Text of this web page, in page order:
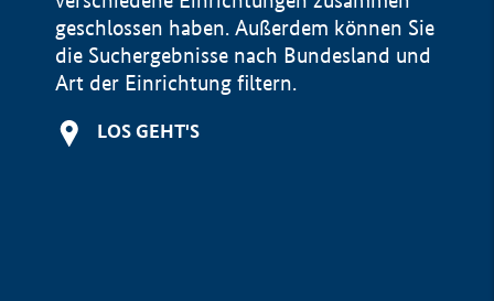
geschlossen haben. Außerdem können Sie
die Suchergebnisse nach Bundesland und
Art der Einrichtung filtern.
LOS GEHT'S